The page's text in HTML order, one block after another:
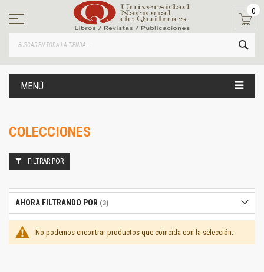
contenido
0
MENÚ
COLECCIONES
No podemos encontrar productos que coincida con la selección.
FILTRAR POR
AHORA FILTRANDO POR